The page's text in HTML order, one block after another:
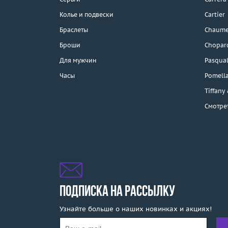
Бесплатная доставка
Покупка и оплата
Колье и подвески
Браслеты
Броши
Для мужчин
Часы
Cartier
Tiffany
ПОДПИСКА НА РАССЫЛКУ
Узнайте больше о наших новинках и акциях!